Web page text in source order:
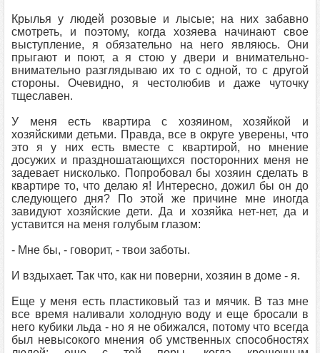
Крылья у людей розовые и лысые; на них забавно
смотреть, и поэтому, когда хозяева начинают свое
выступление, я обязательно на него являюсь. Они
прыгают и поют, а я стою у двери и внимательно-
внимательно разглядываю их то с одной, то с другой
стороны. Очевидно, я честолюбив и даже чуточку
тщеславен.
У меня есть квартира с хозяином, хозяйкой и
хозяйскими детьми. Правда, все в округе уверены, что
это я у них есть вместе с квартирой, но мнение
досужих и праздношатающихся посторонних меня не
задевает нисколько. Попробовал бы хозяин сделать в
квартире то, что делаю я! Интересно, дожил бы он до
следующего дня? По этой же причине мне иногда
завидуют хозяйские дети. Да и хозяйка нет-нет, да и
уставится на меня голубым глазом:
- Мне бы, - говорит, - твои заботы.
И вздыхает. Так что, как ни поверни, хозяин в доме - я.
Еще у меня есть пластиковый таз и мячик. В таз мне
все время наливали холодную воду и еще бросали в
него кубики льда - но я не обижался, потому что всегда
был невысокого мнения об умственных способностях